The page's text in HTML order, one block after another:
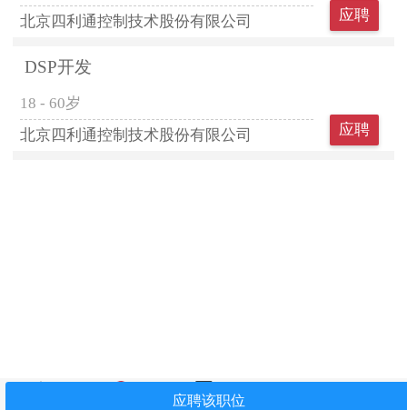
北京四利通控制技术股份有限公司
应聘
DSP开发
18 - 60岁
北京四利通控制技术股份有限公司
应聘